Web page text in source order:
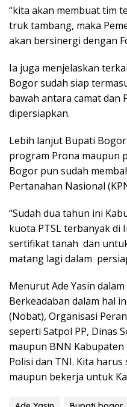
“kita akan membuat tim
truk tambang, maka
akan bersinergi dengan
Ia juga menjelaskan
Bogor sudah siap
bawah antara camat dan
dipersiapkan.
Lebih lanjut Bupati
program Prona maupun
Bogor pun sudah
Pertanahan Nasional
“Sudah dua tahun ini
kuota PTSL terbanyak di
sertifikat tanah dan
matang lagi dalam
Menurut Ade Yasin
Berkeadaban dalam hal
(Nobat), Organisasi
seperti Satpol PP, Dinas
maupun BNN
Polisi dan TNI. Kita
maupun bekerja untuk